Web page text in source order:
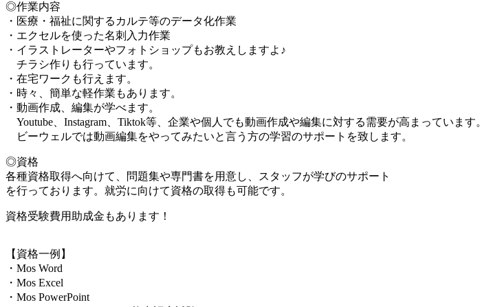
◎作業内容
・医療・福祉に関するカルテ等のデータ化作業
・エクセルを使った名刺入力作業
・イラストレーターやフォトショップもお教えしますよ♪
チラシ作りも行っています。
・在宅ワークも行えます。
・時々、簡単な軽作業もあります。
・動画作成、編集が学べます。
Youtube、Instagram、Tiktok等、企業や個人でも動画作成や編集に対する需要が高まっています。
ビーウェルでは動画編集をやってみたいと言う方の学習のサポートを致します。
◎資格
各種資格取得へ向けて、問題集や専門書を用意し、スタッフが学びのサポート
を行っております。就労に向けて資格の取得も可能です。
資格受験費用助成金もあります！
【資格一例】
・Mos Word
・Mos Excel
・Mos PowerPoint